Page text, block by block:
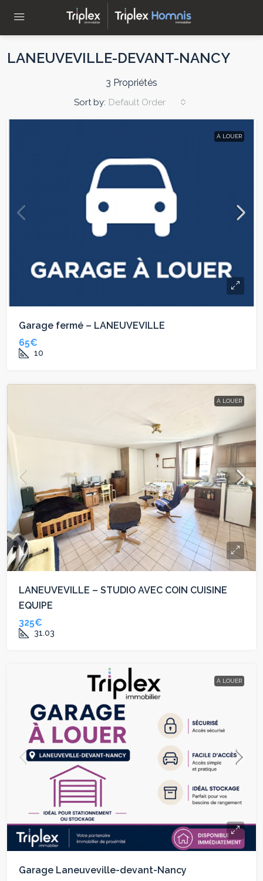
LANEUVEVILLE-DEVANT-NANCY
3 Propriétés
Sort by: Default Order
À LOUER
Garage fermé – LANEUVEVILLE
65€
10
À LOUER
LANEUVEVILLE – STUDIO AVEC COIN CUISINE
EQUIPE
325€
31.03
À LOUER
Garage Laneuveville-devant-Nancy